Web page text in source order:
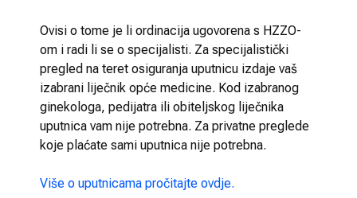
Ovisi o tome je li ordinacija ugovorena s HZZO-
om i radi li se o specijalisti. Za specijalistički
pregled na teret osiguranja uputnicu izdaje vaš
izabrani liječnik opće medicine. Kod izabranog
ginekologa, pedijatra ili obiteljskog liječnika
uputnica vam nije potrebna. Za privatne preglede
koje plaćate sami uputnica nije potrebna.
Više o uputnicama pročitajte ovdje.